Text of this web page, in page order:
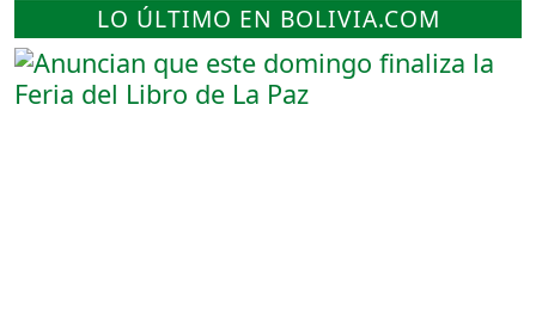
LO ÚLTIMO EN BOLIVIA.COM